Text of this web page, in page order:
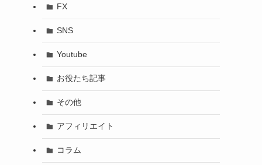
FX
SNS
Youtube
お役たち記事
その他
アフィリエイト
コラム